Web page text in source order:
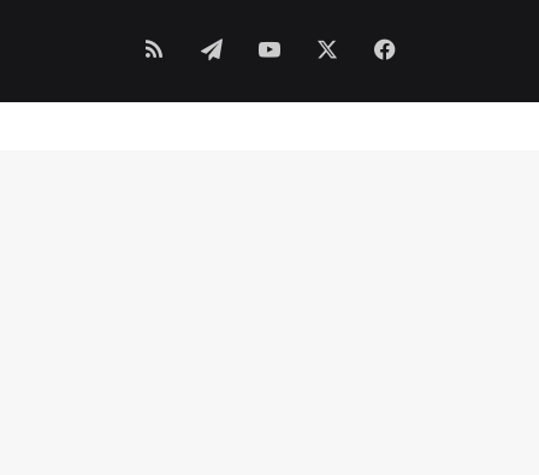
فيسبوك ‫YouTubeتيلقرام
الموقع